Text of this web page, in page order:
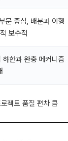
문 중심, 배분과 이행
보수적
한과 완충 메커니즘
젝트 품질 편차 큼